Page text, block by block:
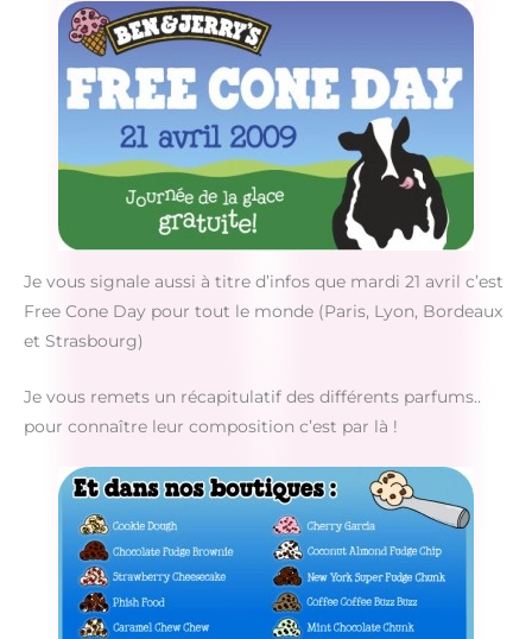
Je vous signale aussi à titre d’infos que mardi 21 avril c’est
Free Cone Day pour tout le monde (Paris, Lyon, Bordeaux
et Strasbourg)
Je vous remets un récapitulatif des différents parfums..
pour connaître leur composition c’est par là !